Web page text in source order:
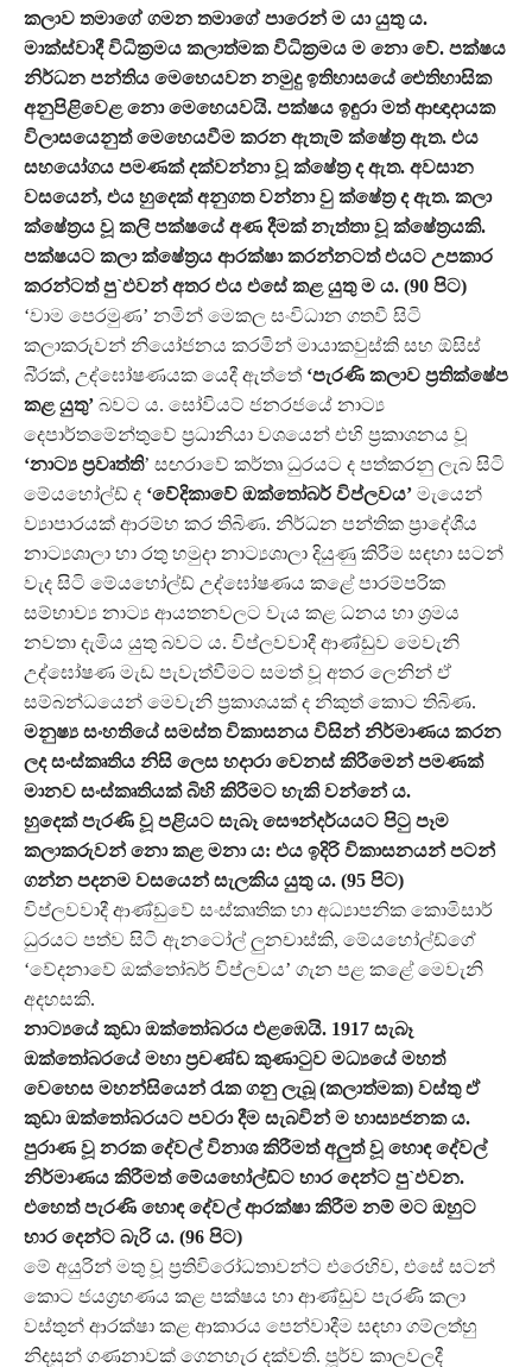
කලාව තමාගේ ගමන තමාගේ පාරෙන් ම යා යුතු ය.
මාක්ස්වාදී විධික්‍රමය කලාත්මක විධික්‍රමය ම නො වේ. පක්ෂය
නිර්ධන පන්තිය මෙහෙයවන නමුදු ඉතිහාසයේ ඓතිහාසික
අනුපිළිවෙළ නො මෙහෙයවයි. පක්ෂය ඉඳුරා මත් ආඥාදායක
විලාසයෙනුත් මෙහෙයවීම කරන ඇතැම් ක්ෂේත්‍ර ඇත. එය
සහයෝගය පමණක් දක්වන්නා වූ ක්ෂේත්‍ර ද ඇත. අවසාන
වසයෙන්, එය හුදෙක් අනුගත වන්නා වු ක්ෂේත්‍ර ද ඇත. කලා
ක්ෂේත්‍රය වූ කලි පක්ෂයේ අණ දීමක් නැත්තා වූ ක්ෂේත්‍රයකි.
පක්ෂයට කලා ක්ෂේත්‍රය ආරක්ෂා කරන්නටත් එයට උපකාර
කරන්ටත් පු`ඵවන් අතර එය එසේ කළ යුතු ම ය. (90 පිට)
‘වාම පෙරමුණ’ නමින් මෙකල සංවිධාන ගතවී සිටි
කලාකරුවන් නියෝජනය කරමින් මායාකවුස්කි සහ ඕසිස්
බි්‍රක්, උද්ඝෝෂණයක යෙදී ඇත්තේ ‘පැරණි කලාව ප්‍රතික්ෂේප
කළ යුතු’ බවට ය. සෝවියට් ජනරජයේ නාට්‍ය
දෙපාර්තමේන්තුවේ ප්‍රධානියා වශයෙන් එහි ප්‍රකාශනය වූ
‘නාට්‍ය ප්‍රවෘත්ති’ සඟරාවේ කර්තෘ ධුරයට ද පත්කරනු ලැබ සිටි
මේයහෝල්ඩ් ද ‘වේදිකාවේ ඔක්තෝබර් විප්ලවය’ මැයෙන්
ව්‍යාපාරයක් ආරම්භ කර තිබිණ. නිර්ධන පන්තික ප්‍රාදේශීය
නාට්‍යශාලා හා රතු හමුදා නාට්‍යශාලා දියුණු කිරීම සඳහා සටන්
වැද සිටි මේයහෝල්ඩ් උද්ඝෝෂණය කළේ පාරම්පරික
සම්භාව්‍ය නාට්‍ය ආයතනවලට වැය කළ ධනය හා ශ්‍රමය
නවතා දැමිය යුතු බවට ය. විප්ලවවාදී ආණ්ඩුව මෙවැනි
උද්ඝෝෂණ මැඩ පැවැත්වීමට සමත් වූ අතර ලෙනින් ඒ
සම්බන්ධයෙන් මෙවැනි ප්‍රකාශයක් ද නිකුත් කොට තිබිණ.
මනුෂ්‍ය සංහතියේ සමස්ත විකාසනය විසින් නිර්මාණය කරන
ලද සංස්කෘතිය නිසි ලෙස හදාරා වෙනස් කිරීමෙන් පමණක්
මානව සංස්කෘතියක් බිහි කිරීමට හැකි වන්නේ ය.
හුදෙක් පැරණි වූ පළියට සැබෑ සෞන්දර්යයට පිටු පෑම
කලාකරුවන් නො කළ මනා ය: එය ඉදිරි විකාසනයන් පටන්
ගන්න පදනම වසයෙන් සැලකිය යුතු ය. (95 පිට)
විප්ලවවාදී ආණ්ඩුවේ සංස්කෘතික හා අධ්‍යාපනික කොමිසාර්
ධුරයට පත්ව සිටි ඇනටෝල් ලුනචාස්කි, මේයහෝල්ඩ්ගේ
‘වේදනාවේ ඔක්තෝබර් විප්ලවය’ ගැන පළ කළේ මෙවැනි
අදහසකි.
නාට්‍යයේ කුඩා ඔක්තෝබරය එළඹෙයි. 1917 සැබෑ
ඔක්තෝබරයේ මහා ප්‍රචණ්ඩ කුණාටුව මධ්‍යයේ මහත්
වෙහෙස මහන්සියෙන් රැක ගනු ලැබූ (කලාත්මක) වස්තු ඒ
කුඩා ඔක්තෝබරයට පවරා දීම සැබවින් ම හාස්‍යජනක ය.
පුරාණ වූ නරක දේවල් විනාශ කිරීමත් අලුත් වූ හොඳ දේවල්
නිර්මාණය කිරීමත් මේයහෝල්ඩ්ට භාර දෙන්ට පු`ඵවන.
එහෙත් පැරණි හොඳ දේවල් ආරක්ෂා කිරීම නම් මට ඔහුට
භාර දෙන්ට බැරි ය. (96 පිට)
මේ අයුරින් මතු වූ ප්‍රතිවිරෝධතාවන්ට එරෙහිව, එසේ සටන්
කොට ජයග්‍රහණය කළ පක්ෂය හා ආණ්ඩුව පැරණි කලා
වස්තුන් ආරක්ෂා කළ ආකාරය පෙන්වාදීම සඳහා ගම්ලත්හු
නිදසුන් ගණනාවක් ගෙනහැර දක්වති. පූර්ව කාලවලදී